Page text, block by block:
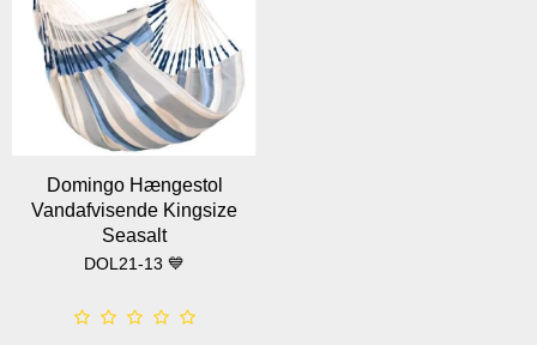
Domingo Hængestol
Vandafvisende Kingsize
Seasalt
DOL21-13 💙